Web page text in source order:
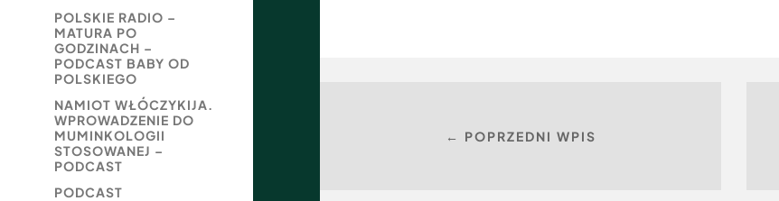
POLSKIE RADIO –
MATURA PO
GODZINACH –
PODCAST BABY OD
POLSKIEGO
NAMIOT WŁÓCZYKIJA.
WPROWADZENIE DO
MUMINKOLOGII
STOSOWANEJ –
PODCAST
PODCAST
← POPRZEDNI WPIS